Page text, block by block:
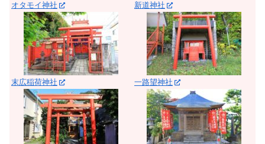
オタモイ神社
末広稲荷神社
新道神社
一路望神社